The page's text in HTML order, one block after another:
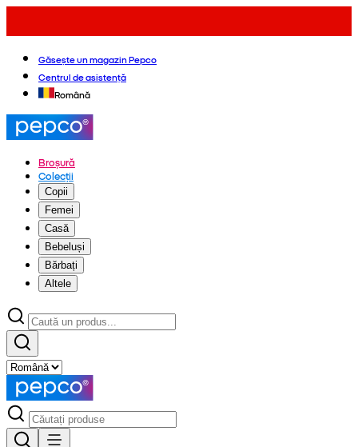
Găsește un magazin Pepco
Centrul de asistență
Română
Broșură
Colecții
Copii
Femei
Casă
Bebeluși
Bărbați
Altele